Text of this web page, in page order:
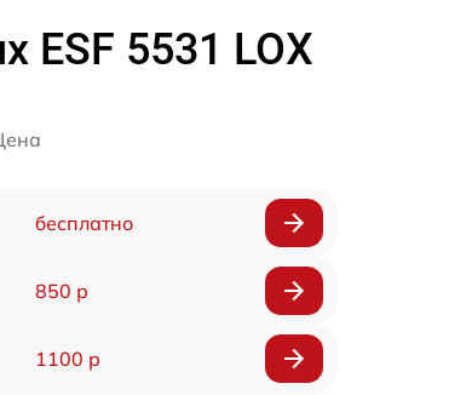
5531 LOX
бесплатно
850 р
1100 р